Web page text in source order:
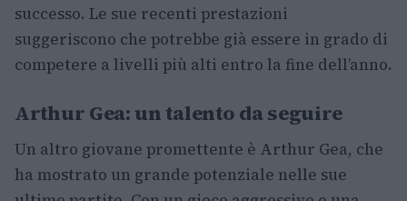
successo. Le sue recenti prestazioni
suggeriscono che potrebbe già essere in grado di
competere a livelli più alti entro la fine dell’anno.
Arthur Gea: un talento da seguire
Un altro giovane promettente è Arthur Gea, che
ha mostrato un grande potenziale nelle sue